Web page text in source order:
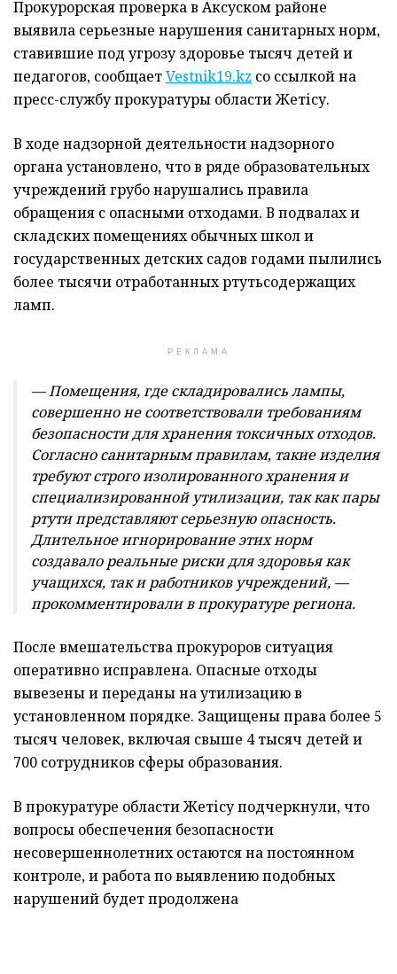
Прокурорская проверка в Аксуском районе
выявила серьезные нарушения санитарных норм,
ставившие под угрозу здоровье тысяч детей и
педагогов, сообщаетVestnik19.kz со ссылкой на
пресс-службу прокуратуры области Жетісу.
В ходе надзорной деятельности надзорного
органа установлено, что в ряде образовательных
учреждений грубо нарушались правила
обращения с опасными отходами. В подвалах и
складских помещениях обычных школ и
государственных детских садов годами пылились
более тысячи отработанных ртутьсодержащих
ламп.
РЕКЛАМА
— Помещения, где складировались лампы,
совершенно не соответствовали требованиям
безопасности для хранения токсичных отходов.
Согласно санитарным правилам, такие изделия
требуют строго изолированного хранения и
специализированной утилизации, так как пары
ртути представляют серьезную опасность.
Длительное игнорирование этих норм
создавало реальные риски для здоровья как
учащихся, так и работников учреждений, —
прокомментировали в прокуратуре региона.
После вмешательства прокуроров ситуация
оперативно исправлена. Опасные отходы
вывезены и переданы на утилизацию в
установленном порядке. Защищены права более 5
тысяч человек, включая свыше 4 тысяч детей и
700 сотрудников сферы образования.
В прокуратуре области Жетісу подчеркнули, что
вопросы обеспечения безопасности
несовершеннолетних остаются на постоянном
контроле, и работа по выявлению подобных
нарушений будет продолжена